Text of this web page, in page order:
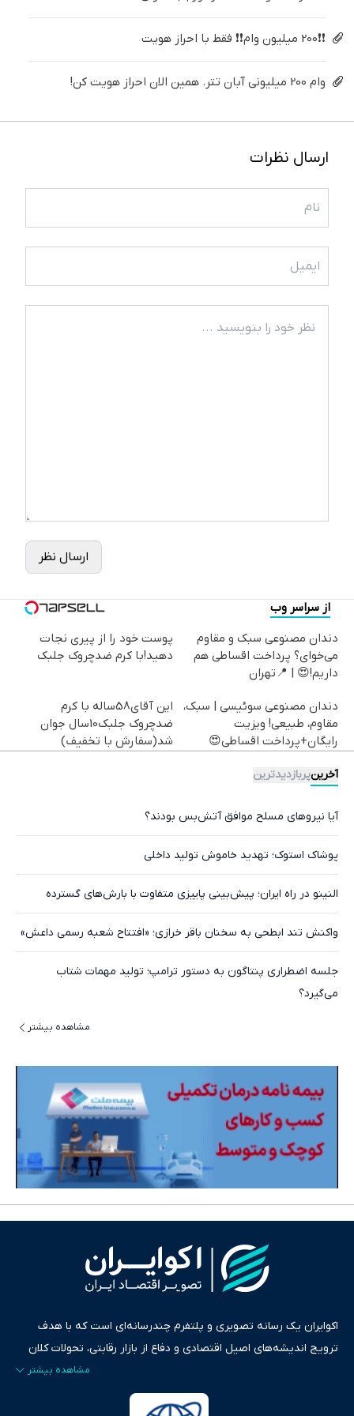
❗❗200 میلیون وام❗❗ فقط با احراز هویت
وام 200 میلیونی آبان تتر. همین الان احراز هویت کن!
ارسال نظرات
ارسال نظر
از سراسر وب
دندان مصنوعی سبک و مقاوم
می‌خوای؟ پرداخت اقساطی هم
داریم!😍 | 📍تهران
پوست خود را از پیری نجات
دهید!با کرم ضدچروک جلبک
دندان مصنوعی سوئیسی | سبک،
مقاوم، طبیعی! ویزیت
رایگان+پرداخت اقساطی😍
این آقای58ساله با کرم
ضدچروک جلبک10سال جوان
شد(سفارش با تخفیف)
آخرینپربازدیدترین
آیا نیروهای مسلح موافق آتش‌بس بودند؟
پوشاک استوک؛ تهدید خاموش تولید داخلی
النینو در راه ایران؛ پیش‌بینی پاییزی متفاوت با بارش‌های گسترده
واکنش تند ابطحی به سخنان باقر خرازی؛ «افتتاح شعبه رسمی داعش»
جلسه اضطراری پنتاگون به دستور ترامپ؛ تولید مهمات شتاب
می‌گیرد؟
مشاهده بیشتر
اکوایران یک رسانه تصویری و پلتفرم چندرسانه‌ای است که با هدف
ترویج اندیشه‌های اصیل اقتصادی و دفاع از بازار رقابتی، تحولات کلان
ایران و جهان را در قالب‌های ویدیو، پادکست، متن و گزارش‌های تحلیلی
پایش می‌کند. این رسانه به عنوان منبعی دقیق و قابل اعتماد، فراتر از